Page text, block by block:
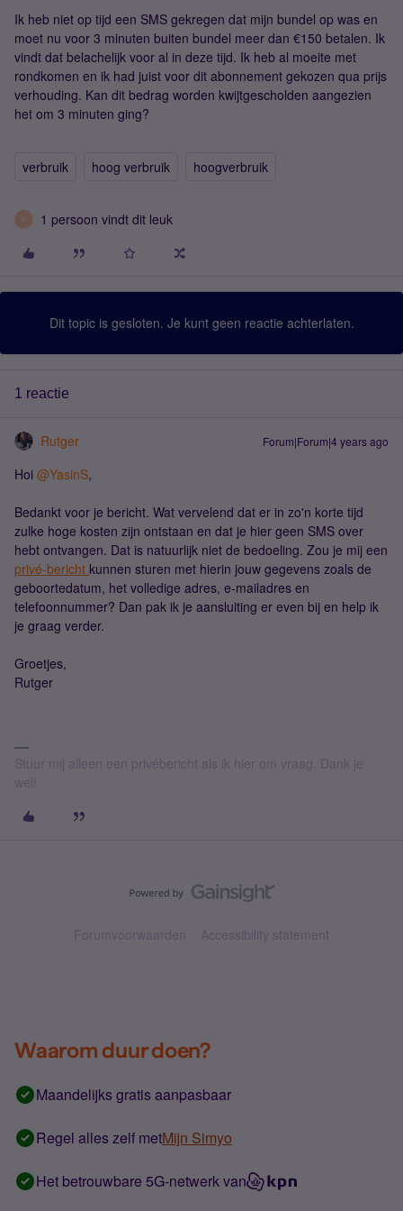
Ik heb niet op tijd een SMS gekregen dat mijn bundel op was en
moet nu voor 3 minuten buiten bundel meer dan €150 betalen. Ik
vindt dat belachelijk voor al in deze tijd. Ik heb al moeite met
rondkomen en ik had juist voor dit abonnement gekozen qua prijs
verhouding. Kan dit bedrag worden kwijtgescholden aangezien
het om 3 minuten ging?
verbruik hoog verbruik hoogverbruik
F 1 persoon vindt dit leuk
Dit topic is gesloten. Je kunt geen reactie achterlaten.
1 reactie
Rutger Forum|Forum|4 years ago
Hoi @YasinS,
Bedankt voor je bericht. Wat vervelend dat er in zo'n korte tijd
zulke hoge kosten zijn ontstaan en dat je hier geen SMS over
hebt ontvangen. Dat is natuurlijk niet de bedoeling. Zou je mij een
privé-bericht kunnen sturen met hierin jouw gegevens zoals de
geboortedatum, het volledige adres, e-mailadres en
telefoonnummer? Dan pak ik je aansluiting er even bij en help ik
je graag verder.
Groetjes,
Rutger
Stuur mij alleen een privébericht als ik hier om vraag. Dank je
wel!
Forumvoorwaarden Accessibility statement
Waarom duur doen?
Maandelijks gratis aanpasbaar
Regel alles zelf metMijn Simyo
Het betrouwbare 5G-netwerk van